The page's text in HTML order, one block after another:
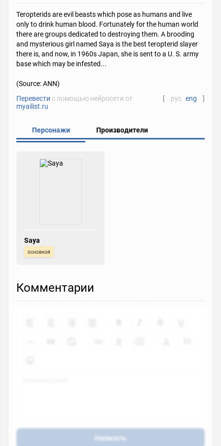
Teropterids are evil beasts which pose as humans and live
only to drink human blood. Fortunately for the human world
there are groups dedicated to destroying them. A brooding
and mysterious girl named Saya is the best teropterid slayer
there is, and now, in 1960s Japan, she is sent to a U. S. army
base which may be infested...
(Source: ANN)
Перевести с помощью нейросети от
myailist.ru
[ рус eng ]
Персонажи Производители
Saya
основной
Комментарии
Написать